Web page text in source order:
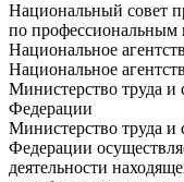
Национальный совет
по профессиональным
Национальное
Национальное
Министерство труда и
Федерации
Министерство труда и
Федерации
деятельности